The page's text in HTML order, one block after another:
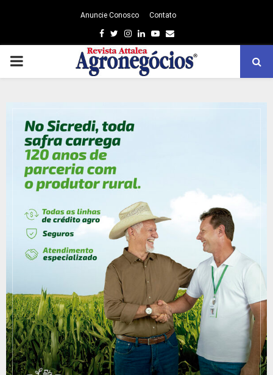
Anuncie Conosco Contato
Facebook
TwitterInstagram
LinkedinYoutube
Email
PRIMARY